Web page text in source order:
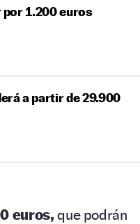
por 1.200 euros
a partir de 29.900
euros,que podrán